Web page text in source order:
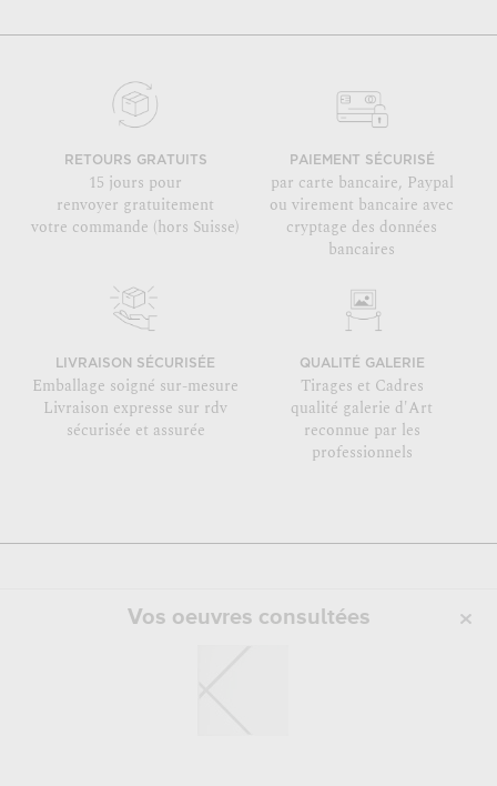
RETOURS GRATUITS
15 jours pour
renvoyer gratuitement
votre commande (hors Suisse)
PAIEMENT SÉCURISÉ
par carte bancaire, Paypal
ou virement bancaire avec
cryptage des données
bancaires
LIVRAISON SÉCURISÉE
Emballage soigné sur-mesure
Livraison expresse sur rdv
sécurisée et assurée
QUALITÉ GALERIE
Tirages et Cadres
qualité galerie d'Art
reconnue par les
professionnels
Vos oeuvres consultées